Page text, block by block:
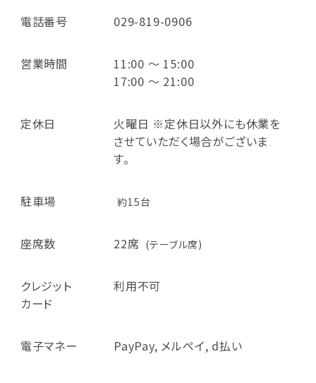
電話番号 029-819-0906
営業時間
11:00 ～ 15:00
17:00 ～ 21:00
定休日
火曜日 ※定休日以外にも休業を
させていただく場合がございま
す。
駐車場 約15台
座席数 22席 (テーブル席)
クレジット
カード
利用不可
電子マネー PayPay, メルペイ, d払い